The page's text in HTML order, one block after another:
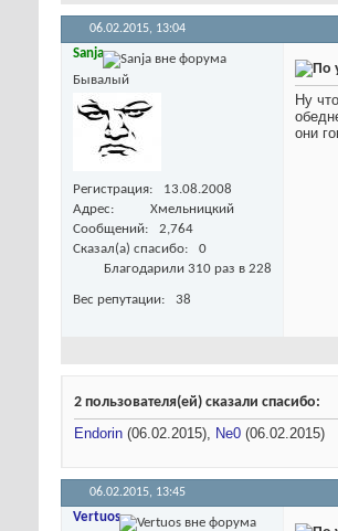
06.02.2015, 13:04
Sanja
Бывалый
Регистрация
13.08.2008
Адрес
Хмельницкий
Сообщений
2,764
Сказал(а) спасибо
0
Благодарили 310 раз в 228
Вес репутации 38
Ну
они
2 пользователя(ей) сказали cпасибо:
Endorin (06.02.2015), Ne0 (06.02.2015)
06.02.2015, 13:45
Vertuos